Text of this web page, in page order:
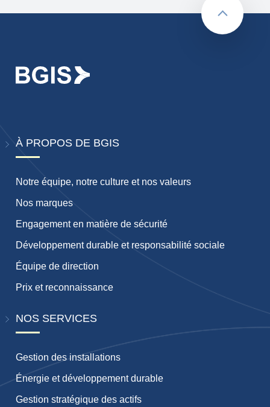
retour au
À PROPOS DE BGIS
Notre équipe, notre culture et nos valeurs
Nos marques
Engagement en matière de sécurité
Développement durable et responsabilité sociale
Équipe de direction
Prix ​​et reconnaissance
NOS SERVICES
Gestion des installations
Énergie et développement durable
Gestion stratégique des actifs